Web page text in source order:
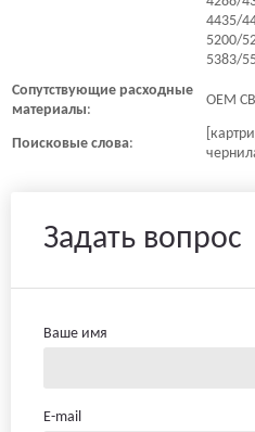
4435/
5200/
5383/
Сопутствующие расходные
материалы:
OEM
Поисковые слова:
Задать вопрос
Ваше имя
E-mail